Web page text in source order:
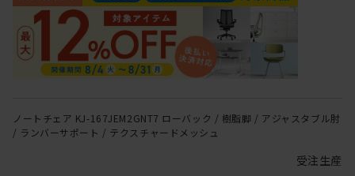
ノートチェア KJ-167JEM2GNT7 ローバック / 樹脂脚 / アジャスタブル肘
/ ランバーサポート / テクスチャードメッシュ
受注生産